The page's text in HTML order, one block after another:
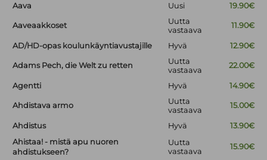
Aava
Uusi 19.90€
Aaveaakkoset
Uutta
vastaava
11.90€
AD/HD-opas koulunkäyntiavustajille Hyvä 12.90€
Adams Pech, die Welt zu retten
Uutta
vastaava
22.00€
Agentti Hyvä 14.90€
Ahdistava armo
Uutta
vastaava
15.00€
Ahdistus Hyvä
13.90€
Ahistaa! - mistä apu nuoren
ahdistukseen?
Uutta
vastaava
15.90€